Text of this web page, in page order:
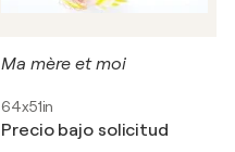
Ma mère et moi
64x51in
Precio bajo solicitud